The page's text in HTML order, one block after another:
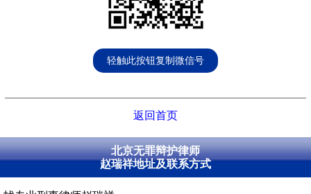
轻触此按钮复制微信号
返回首页
北京无罪辩护律师
赵瑞祥地址及联系方式